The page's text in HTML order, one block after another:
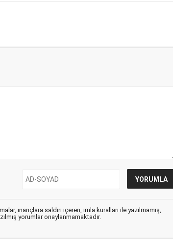
inançlara saldırı içeren, imla kuralları ile yazılmamış,
yorumlar onaylanmamaktadır.